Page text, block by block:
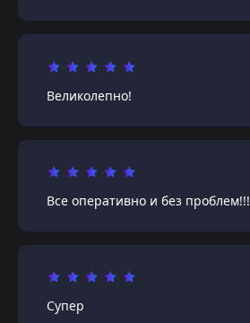
Великолепно!
Все оперативно и без проблем!!!
Супер